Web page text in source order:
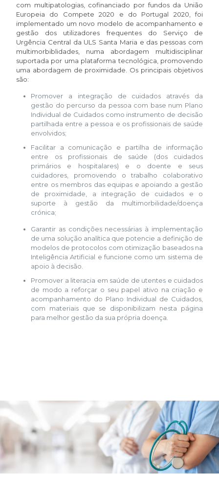
com multipatologias, cofinanciado por fundos da União
Europeia do Compete 2020 e do Portugal 2020, foi
implementado um novo modelo de acompanhamento e
gestão dos utilizadores frequentes do Serviço de
Urgência Central da ULS Santa Maria e das pessoas com
multimorbiblidades, numa abordagem multidisciplinar
suportada por uma plataforma tecnológica, promovendo
uma abordagem de proximidade. Os principais objetivos
são:
Promover a integração de cuidados através da
gestão do percurso da pessoa com base num Plano
Individual de Cuidados como instrumento de decisão
partilhada entre a pessoa e os profissionais de saúde
envolvidos;
Facilitar a comunicação e partilha de informação
entre os profissionais de saúde (dos cuidados
primários e hospitalares) e o doente e seus
cuidadores, promovendo o trabalho colaborativo
entre os membros das equipas e apoiando a gestão
de proximidade, a integração de cuidados e o
suporte à gestão da multimorbilidade/doença
crónica;
Garantir as condições necessárias à implementação
de uma solução analítica que potencie a definição de
modelos de protocolos com otimização baseados na
Inteligência Artificial e funcione como um sistema de
apoio à decisão.
Promover a literacia em saúde de utentes e cuidados
de modo a reforçar o seu papel ativo na criação e
acompanhamento do Plano Individual de Cuidados,
com materiais que se disponibilizam nesta página
para melhor gestão da sua própria doença.